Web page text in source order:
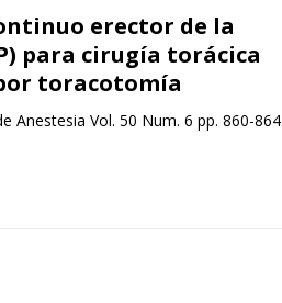
erector de la
para cirugía torácica
toracotomía
Anestesia Vol. 50 Num. 6 pp. 860-864